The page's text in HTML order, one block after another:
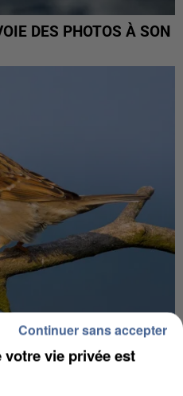
DES PHOTOS À SON
LES REFUGES
votre vie privée est
Continuer sans accepter